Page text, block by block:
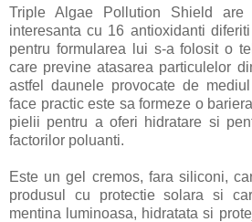
Triple Algae Pollution Shield
interesanta cu 16 antioxidanti
pentru formularea lui s-a folosit o
care previne atasarea particulelor
astfel daunele provocate de
face practic este sa formeze o
pielii pentru a oferi hidratare si
factorilor poluanti.
Este un gel cremos, fara siliconi,
produsul cu protectie solara si
mentina luminoasa, hidratata si